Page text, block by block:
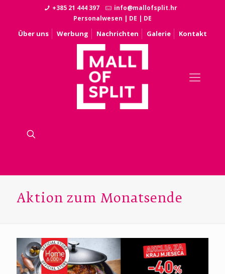
+385 21 444 397
info@mallofsplit.hr
Personalwesen | DE | DE
Über uns Werbung Nachrichten Galerie Kontakt
Aktion zum Monatsende